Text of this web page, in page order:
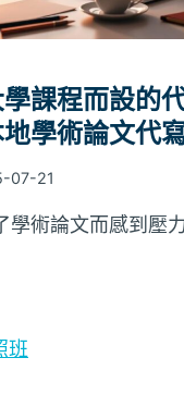
課程而設的
學術論文代
07-21
學術論文而感到壓